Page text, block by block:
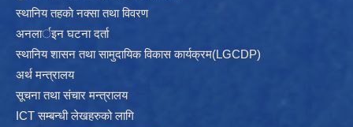
स्थानिय तहकाे नक्सा तथा विवरण
अनलार्इन घटना दर्ता
स्थानिय शासन तथा सामुदायिक विकास कार्यक्रम(LGCDP)
अर्थ मन्त्रालय
सूचना तथा संचार मन्त्रालय
ICT सम्बन्धी लेखहरुको लागि